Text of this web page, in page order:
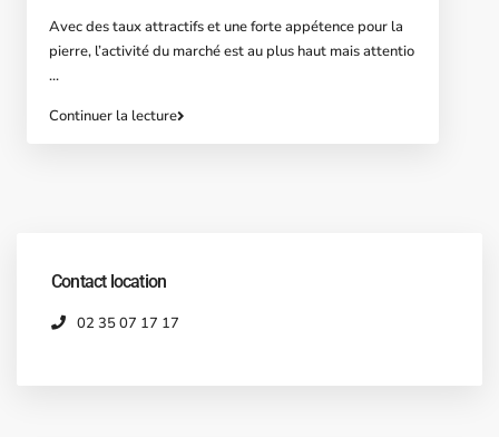
Avec des taux attractifs et une forte appétence pour la
pierre, l’activité du marché est au plus haut mais attentio
...
Continuer la lecture
Contact location
02 35 07 17 17